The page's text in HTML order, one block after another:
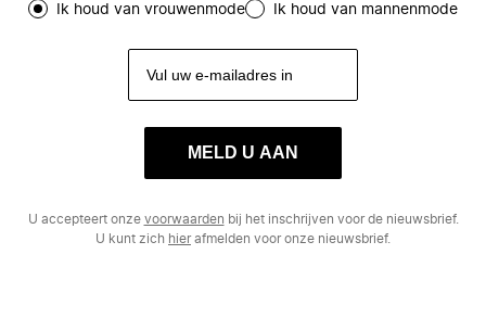
Ik houd van vrouwenmode Ik houd van mannenmode
MELD U AAN
U accepteert onze voorwaarden bij het inschrijven voor de nieuwsbrief.
U kunt zich hierafmelden voor onze nieuwsbrief.